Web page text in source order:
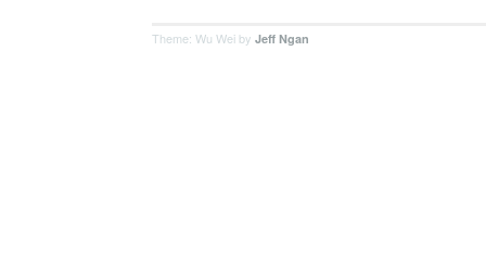
Theme: Wu Wei by Jeff Ngan